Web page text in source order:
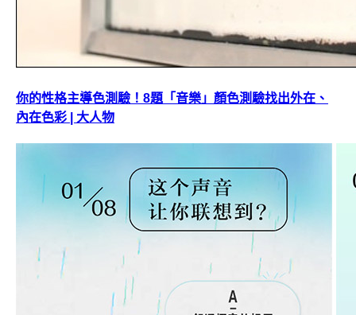
你的性格主導色測驗！8題「音樂」顏色測驗找出外在、
內在色彩 | 大人物